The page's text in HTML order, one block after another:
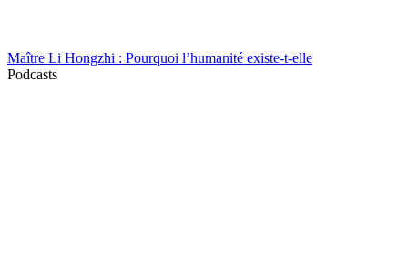
Maître Li Hongzhi : Pourquoi l’humanité existe-t-elle
Podcasts